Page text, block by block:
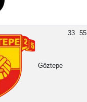
Göztepe
33 55